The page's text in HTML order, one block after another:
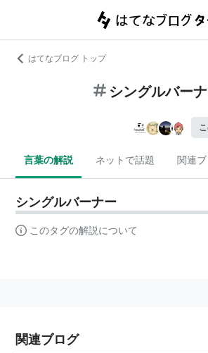
はてなブログ トップ
シングルバー
言葉の解説 ネットで話題 関連
シングルバーナー
このタグの解説について
関連ブログ